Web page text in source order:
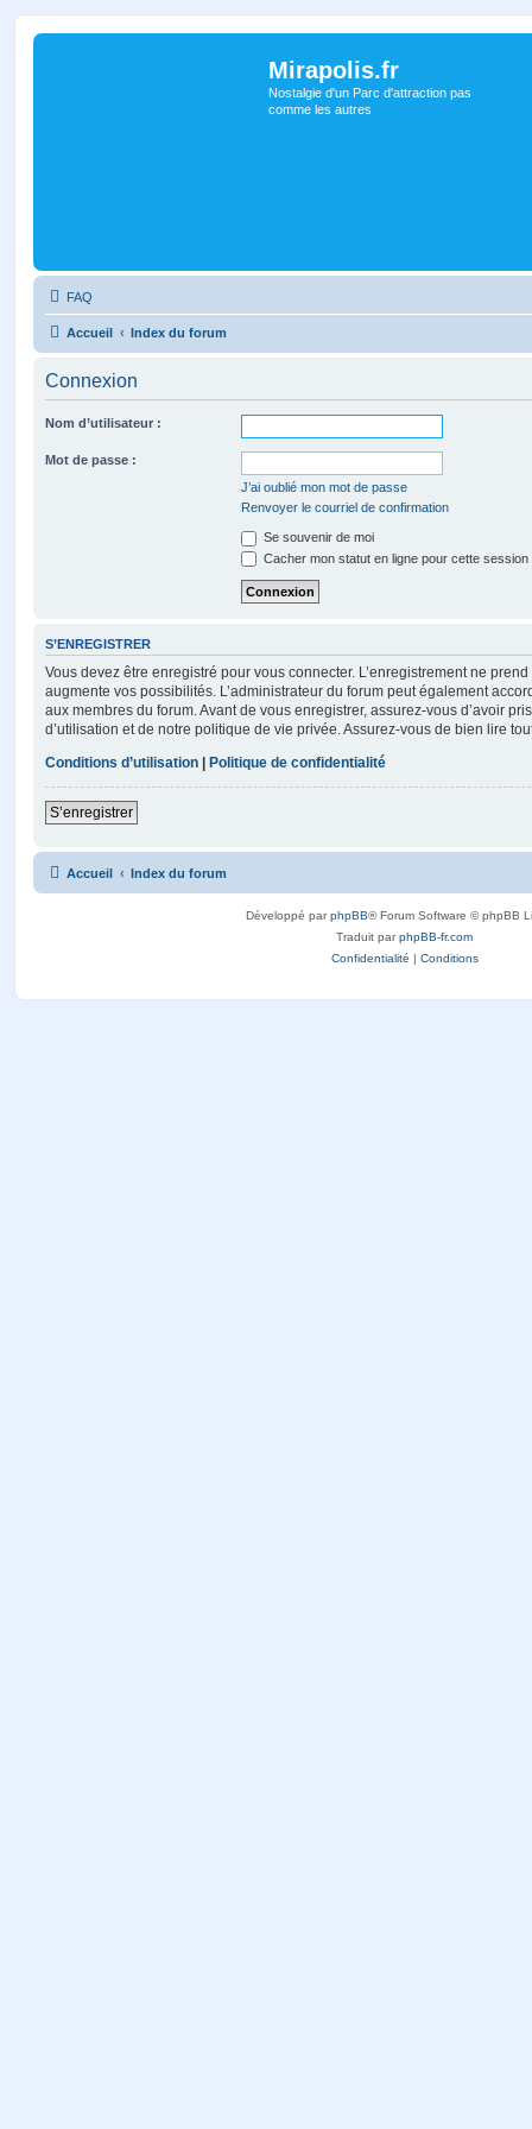
Mirapolis.fr
Nostalgie d'un Parc d'attraction pas
comme les autres
FAQ
Accueil Index du forum
Connexion
Nom d’utilisateur :
Mot de passe :
J’ai oublié mon mot de passe
Renvoyer le courriel de confirmation
Se souvenir de moi
Cacher mon statut en ligne pour cette session
S’ENREGISTRER
Vous devez être enregistré pour vous connecter. L’enregistrement ne
augmente vos possibilités. L’administrateur du forum peut également
aux membres du forum. Avant de vous enregistrer, assurez-vous d’avoir
d’utilisation et de notre politique de vie privée. Assurez-vous de bien lire
Conditions d’utilisation | Politique de confidentialité
S’enregistrer
Accueil Index du forum
Développé parphpBB® Forum Software © phpBB
Traduit parphpBB-fr.com
Confidentialité | Conditions